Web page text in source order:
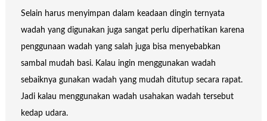
Selain harus menyimpan dalam keadaan dingin ternyata
wadah yang digunakan juga sangat perlu diperhatikan karena
penggunaan wadah yang salah juga bisa menyebabkan
sambal mudah basi. Kalau ingin menggunakan wadah
sebaiknya gunakan wadah yang mudah ditutup secara rapat.
Jadi kalau menggunakan wadah usahakan wadah tersebut
kedap udara.